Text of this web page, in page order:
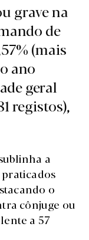
grave na
de
(mais
ano
geral
registos),
a
o
cônjuge ou
a 57